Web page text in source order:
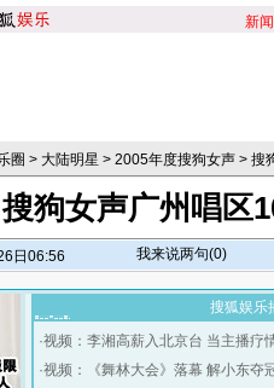
新闻
圈 > 大陆明星 > 2005年度搜狗女声 > 搜
搜狗女声广州唱区
日06:56 我来说两句(0)
搜狐娱乐
·视频：李湘高薪入北京台 当主播疗
·视频：《舞林大会》落幕 解小东夺